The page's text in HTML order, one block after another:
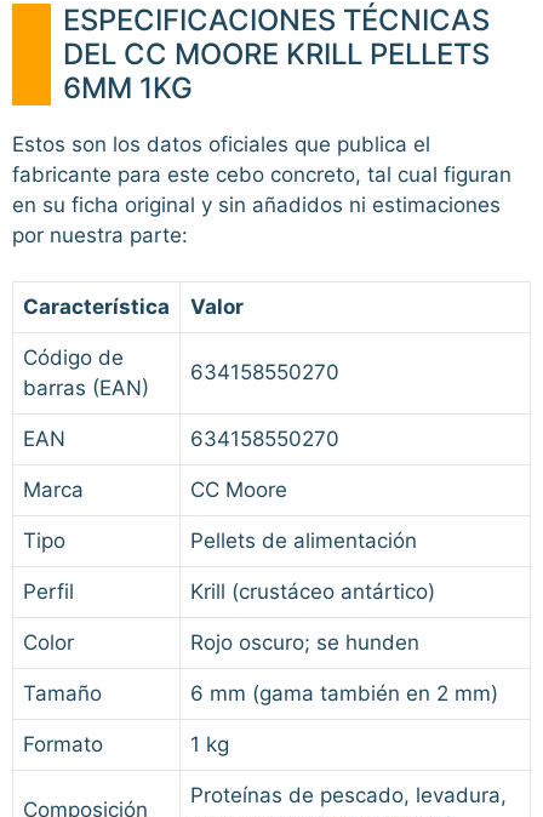
ESPECIFICACIONES TÉCNICAS
DEL CC MOORE KRILL PELLETS
6MM 1KG
Estos son los datos oficiales que publica el
fabricante para este cebo concreto, tal cual figuran
en su ficha original y sin añadidos ni estimaciones
por nuestra parte:
Característica Valor
Código de
barras (EAN)
634158550270
EAN 634158550270
Marca CC Moore
Tipo Pellets de alimentación
Perfil Krill (crustáceo antártico)
Color Rojo oscuro; se hunden
Tamaño 6 mm (gama también en 2 mm)
Formato 1 kg
Composición
Proteínas de pescado, levadura,